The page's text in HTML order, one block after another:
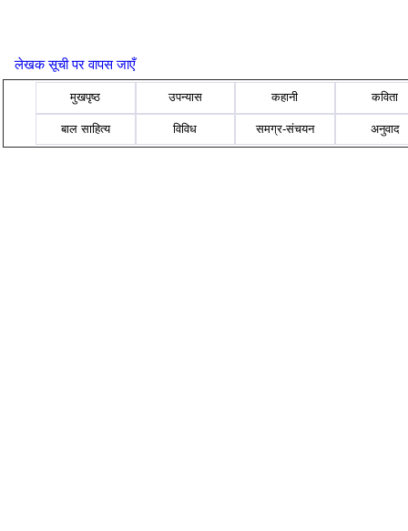
लेखक सूची पर वापस जाएँ
मुखपृष्ठ उपन्यास कहानी कविता
बाल साहित्य विविध समग्र-संचयन अनुवाद